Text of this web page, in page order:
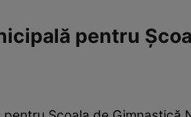
pentru